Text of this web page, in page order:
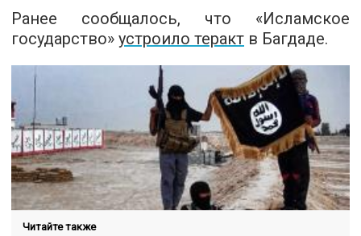
Ранее сообщалось, что «Исламское
государство» устроило теракт в Багдаде.
Читайте также